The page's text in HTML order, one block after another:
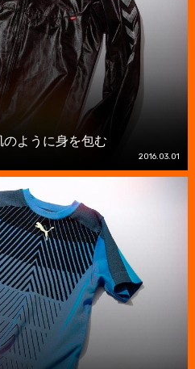
ように身を包む
2016.03.01